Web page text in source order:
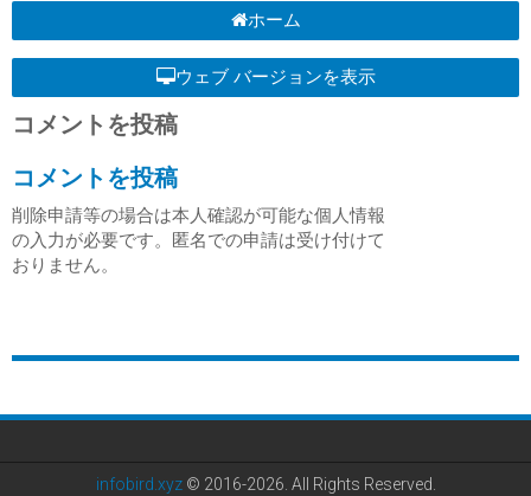
ホーム
ウェブ バージョンを表示
コメントを投稿
コメントを投稿
削除申請等の場合は本人確認が可能な個人情報
の入力が必要です。匿名での申請は受け付けて
おりません。
infobird.xyz© 2016-2026. All Rights Reserved.